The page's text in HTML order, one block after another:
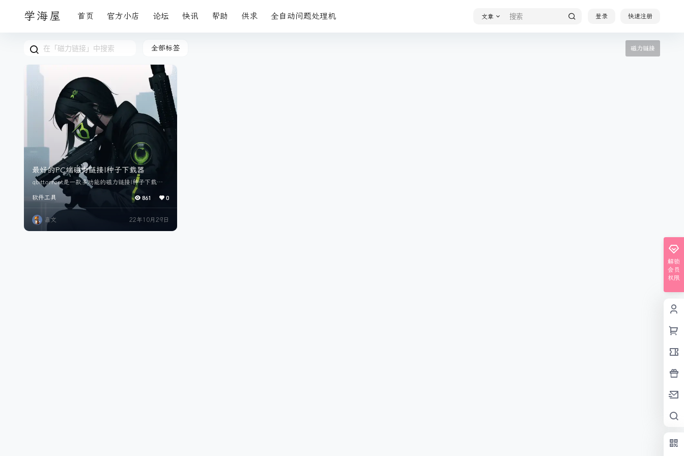
学海屋 首页 官方小店 论坛 快讯 帮助 供求 全自动问题处理机 文章 登录 快速注册
全部标签 磁力链接
最好的PC端磁力链接|种子下载器
qbittorrent是一款多功能的磁力链接|种子下载软
件。 官网地址：https://www.qbittorrent.org/
软件通用评分一览： [x] 是否免费 [x] 是否含有广
告 [x] 是否开源 [ ] 是否含内购|Pro功能 [x] 是否支
持中文 [x] 支持Windows [x] 支持MacOS [ ] 支持
Android [ ] 支持IOS [x] 支持Linux|…
软件工具 861 0
嘉文 22年10月29日
解锁
会员
权限